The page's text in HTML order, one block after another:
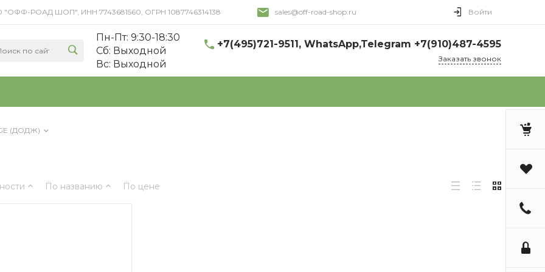
"ОФФ-РОАД ШОП", ИНН 7743681560, ОГРН 1087746314138 sales@off-road-shop.ru Войти
Пн-Пт: 9:30-18:30
Cб: Выходной
Вс: Выходной
+7(495)721-9511, WhatsApp,Telegram +7(910)487-4595
Заказать звонок
(ДОДЖ)
По названию По цене